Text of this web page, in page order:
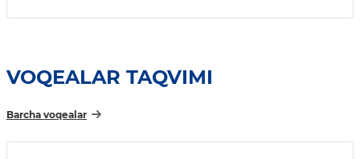
VOQEALAR TAQVIMI
Barcha voqealar